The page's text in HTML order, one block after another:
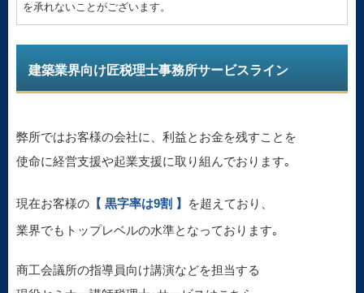
を承れないことがございます。
建築業界向け匠税理士事務所サービスライン
弊所ではお客様の会社に、利益とお金を残すことを
使命に経営支援や起業支援に取り組んでおります｡
現在お客様の 【 黒字率は9割 】
を超えており、
業界でもトップレベルの水準となっております｡
商工会議所の指導員向け講演などを担当する